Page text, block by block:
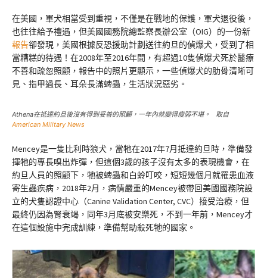
在美國，軍犬相當受到重視，不僅是在戰地的保護，軍犬退役後，
也往往給予禮遇，但美國國務院總監察長辦公室（OIG）的一份新
報告卻發現，美國根據反恐援助計劃送往約旦的偵爆犬，受到了相
當糟糕的待遇！在2008年至2016年間，有超過10隻偵爆犬死於醫療
不善和疏忽照顧，報告中的照片更顯示，一些偵爆犬的肋骨清晰可
見、指甲過長、耳朵長滿蜱蟲，生活狀況惡劣。
Athena在抵達約旦後沒有得到妥善的照顧，一年內就變得瘦弱不堪。 取自
American Military News
Mencey是一隻比利時狼犬，當牠在2017年7月抵達約旦時，準備發
揮牠的專長嗅出炸彈，但這個3歲的孩子沒有太多的表現機會，在
約旦人員的照顧下，牠被蜱蟲和白蛉叮咬，短短幾個月就罹患血液
寄生蟲疾病，2018年2月，病情嚴重的Mencey被帶回美國國務院設
立的犬隻認證中心（Canine Validation Center, CVC）接受治療，但
最終仍因為腎衰竭，同年3月底被安樂死，不到一年前，Mencey才
在這個設施中完成訓練，準備幫助殺死牠的國家。